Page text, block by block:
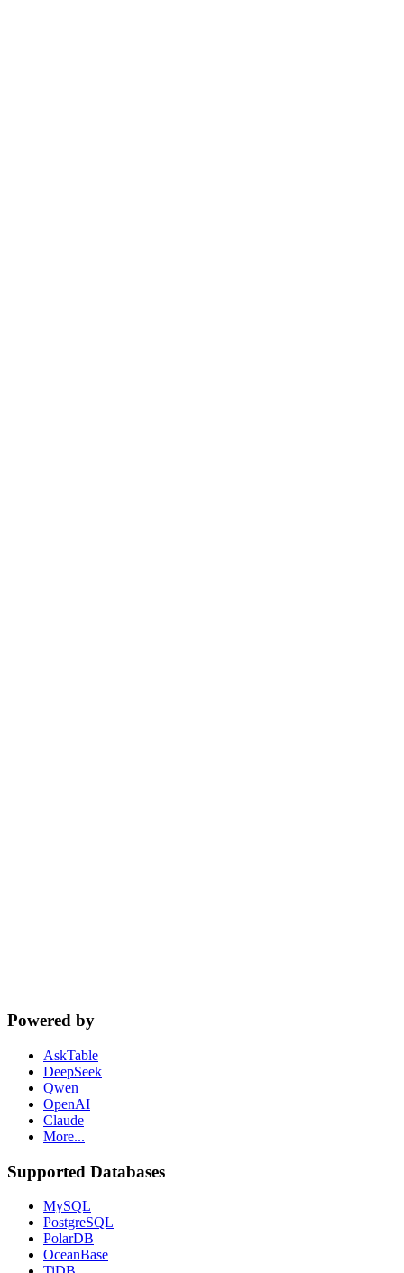
cta.dbSupport
Powered by
AskTable
DeepSeek
Qwen
OpenAI
Claude
More...
Supported Databases
MySQL
PostgreSQL
PolarDB
OceanBase